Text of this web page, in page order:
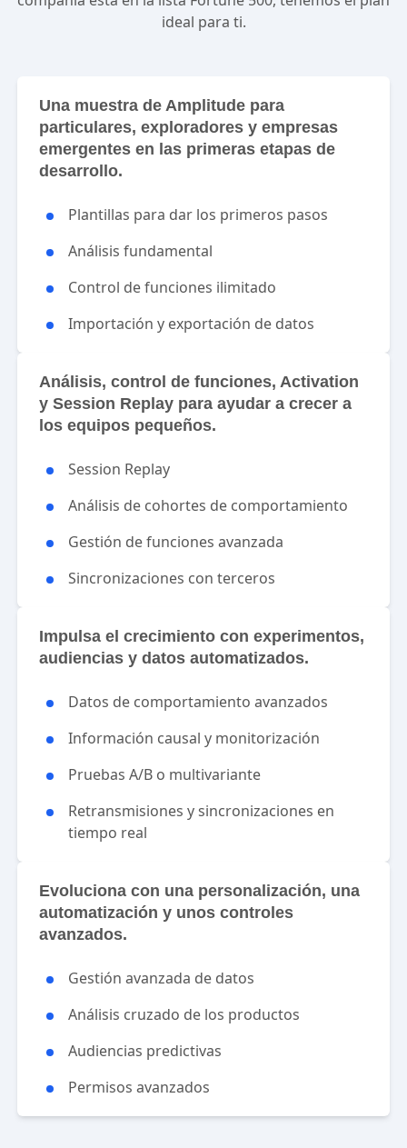
ideal para ti.
Una muestra de Amplitude para
particulares, exploradores y empresas
emergentes en las primeras etapas de
desarrollo.
Plantillas para dar los primeros pasos
Análisis fundamental
Control de funciones ilimitado
Importación y exportación de datos
Análisis, control de funciones, Activation
y Session Replay para ayudar a crecer a
los equipos pequeños.
Session Replay
Análisis de cohortes de comportamiento
Gestión de funciones avanzada
Sincronizaciones con terceros
Impulsa el crecimiento con experimentos,
audiencias y datos automatizados.
Datos de comportamiento avanzados
Información causal y monitorización
Pruebas A/B o multivariante
Retransmisiones y sincronizaciones en
tiempo real
Evoluciona con una personalización, una
automatización y unos controles
avanzados.
Gestión avanzada de datos
Análisis cruzado de los productos
Audiencias predictivas
Permisos avanzados